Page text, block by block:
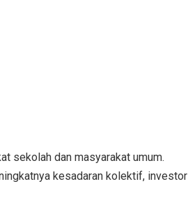
sekolah dan masyarakat umum.
kesadaran kolektif, investor